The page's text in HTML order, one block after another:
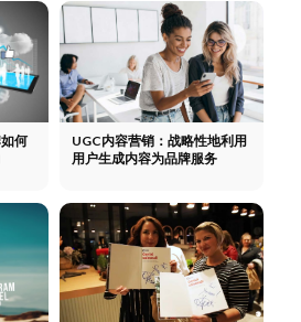
何
UGC内容营销：战略性地利用
用户生成内容为品牌服务